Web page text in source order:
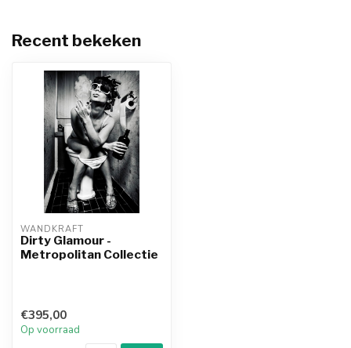
Recent bekeken
WANDKRAFT
Dirty Glamour -
Metropolitan Collectie
€395,00
Op voorraad